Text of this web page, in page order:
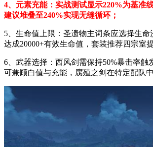
4、元素充能：实战测试显示220%为基准
建议堆叠至240%实现无缝循环；
5、生命值上限：圣遗物主词条应选择生
达成20000+有效生命值，套装推荐四宗室
6、武器选择：西风剑需保持50%暴击率触
可兼顾白值与充能，腐殖之剑在特定配队中